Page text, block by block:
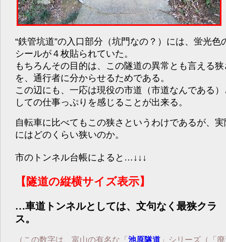
“鉄管坑道”の入口部分（坑門なの？）には、蛍光色
シールが４枚貼られていた。
もちろんその目的は、この隧道の異常とも言える狭
を、通行者に分からせるためである。
この辺にも、一応は現役の市道（市道なんである）
しての仕事っぷりを感じることが出来る。
自転車に比べてもこの狭さというわけであるが、実
にはどのくらい狭いのか。
市のトンネル台帳によると…↓↓↓
【隧道の縦横サイズ表示】
…車道トンネルとしては、文句なく最狭クラ
ス。
（この数字は、富山の有名な「池原隧道 」シリーズ（「